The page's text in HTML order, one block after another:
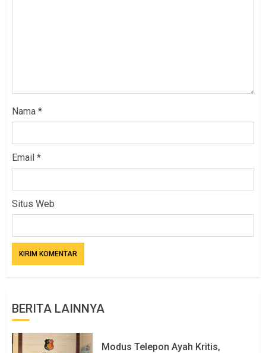
Nama *
Email *
Situs Web
BERITA LAINNYA
Modus Telepon Ayah Kritis,